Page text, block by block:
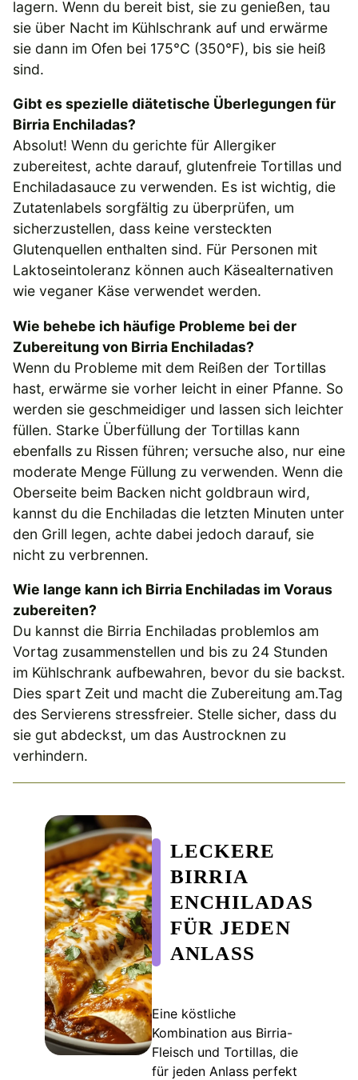
lagern. Wenn du bereit bist, sie zu genießen, tau
sie über Nacht im Kühlschrank auf und erwärme
sie dann im Ofen bei 175°C (350°F), bis sie heiß
sind.
Gibt es spezielle diätetische Überlegungen für
Birria Enchiladas?
Absolut! Wenn du gerichte für Allergiker
zubereitest, achte darauf, glutenfreie Tortillas und
Enchiladasauce zu verwenden. Es ist wichtig, die
Zutatenlabels sorgfältig zu überprüfen, um
sicherzustellen, dass keine versteckten
Glutenquellen enthalten sind. Für Personen mit
Laktoseintoleranz können auch Käsealternativen
wie veganer Käse verwendet werden.
Wie behebe ich häufige Probleme bei der
Zubereitung von Birria Enchiladas?
Wenn du Probleme mit dem Reißen der Tortillas
hast, erwärme sie vorher leicht in einer Pfanne. So
werden sie geschmeidiger und lassen sich leichter
füllen. Starke Überfüllung der Tortillas kann
ebenfalls zu Rissen führen; versuche also, nur eine
moderate Menge Füllung zu verwenden. Wenn die
Oberseite beim Backen nicht goldbraun wird,
kannst du die Enchiladas die letzten Minuten unter
den Grill legen, achte dabei jedoch darauf, sie
nicht zu verbrennen.
Wie lange kann ich Birria Enchiladas im Voraus
zubereiten?
Du kannst die Birria Enchiladas problemlos am
Vortag zusammenstellen und bis zu 24 Stunden
im Kühlschrank aufbewahren, bevor du sie backst.
Dies spart Zeit und macht die Zubereitung am.Tag
des Servierens stressfreier. Stelle sicher, dass du
sie gut abdeckst, um das Austrocknen zu
verhindern.
LECKERE
BIRRIA
ENCHILADAS
FÜR JEDEN
ANLASS
Eine köstliche
Kombination aus Birria-
Fleisch und Tortillas, die
für jeden Anlass perfekt